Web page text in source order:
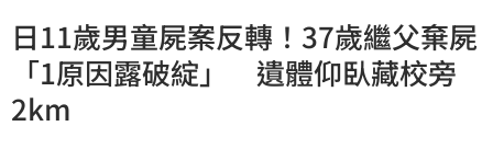
日11歲男童屍案反轉！37歲繼父棄屍
「1原因露破綻」 遺體仰臥藏校旁
2km